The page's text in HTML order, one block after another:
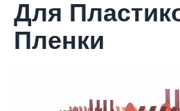
Для
Пленки